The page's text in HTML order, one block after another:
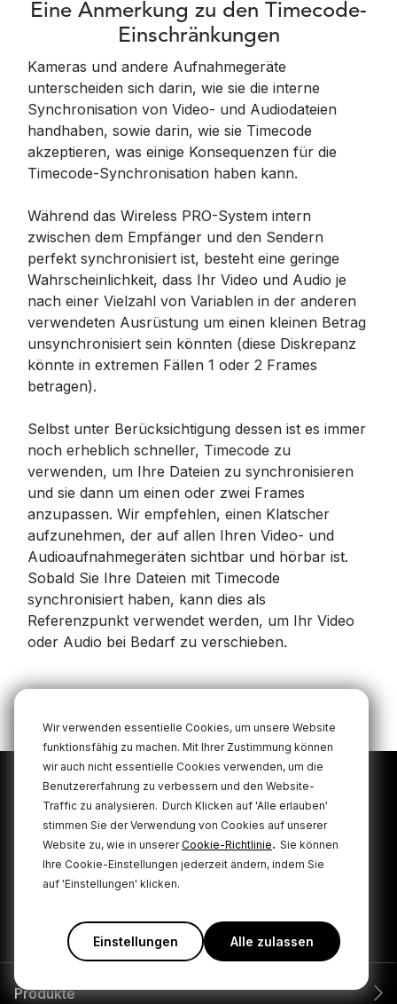
Wir verwenden essentielle Cookies, um unsere Website
funktionsfähig zu machen. Mit Ihrer Zustimmung können
wir auch nicht essentielle Cookies verwenden, um die
Benutzererfahrung zu verbessern und den Website-
Traffic zu analysieren. Durch Klicken auf 'Alle erlauben'
stimmen Sie der Verwendung von Cookies auf unserer
Website zu, wie in unsererCookie-Richtlinie. Sie können
Ihre Cookie-Einstellungen jederzeit ändern, indem Sie
auf 'Einstellungen' klicken.
Einstellungen Alle zulassen
Eine Anmerkung zu den Timecode-
Einschränkungen
Kameras und andere Aufnahmegeräte
unterscheiden sich darin, wie sie die interne
Synchronisation von Video- und Audiodateien
handhaben, sowie darin, wie sie Timecode
akzeptieren, was einige Konsequenzen für die
Timecode-Synchronisation haben kann.
Während das Wireless PRO-System intern
zwischen dem Empfänger und den Sendern
perfekt synchronisiert ist, besteht eine geringe
Wahrscheinlichkeit, dass Ihr Video und Audio je
nach einer Vielzahl von Variablen in der anderen
verwendeten Ausrüstung um einen kleinen Betrag
unsynchronisiert sein könnten (diese Diskrepanz
könnte in extremen Fällen 1 oder 2 Frames
betragen).
Selbst unter Berücksichtigung dessen ist es immer
noch erheblich schneller, Timecode zu
verwenden, um Ihre Dateien zu synchronisieren
und sie dann um einen oder zwei Frames
anzupassen. Wir empfehlen, einen Klatscher
aufzunehmen, der auf allen Ihren Video- und
Audioaufnahmegeräten sichtbar und hörbar ist.
Sobald Sie Ihre Dateien mit Timecode
synchronisiert haben, kann dies als
Referenzpunkt verwendet werden, um Ihr Video
oder Audio bei Bedarf zu verschieben.
Abonnieren Sie unsere
neuesten Nachrichten und
Angebote
Produkte